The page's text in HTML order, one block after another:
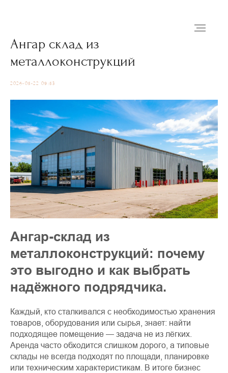
Ангар склад из
металлоконструкций
2026-05-22 09:53
Ангар-склад из
металлоконструкций: почему
это выгодно и как выбрать
надёжного подрядчика.
Каждый, кто сталкивался с необходимостью хранения
товаров, оборудования или сырья, знает: найти
подходящее помещение — задача не из лёгких.
Аренда часто обходится слишком дорого, а типовые
склады не всегда подходят по площади, планировке
или техническим характеристикам. В итоге бизнес